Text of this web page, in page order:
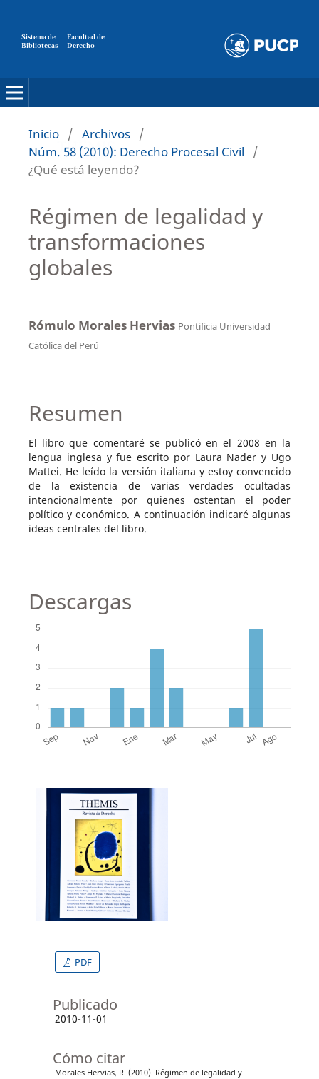
Sistema de
Bibliotecas
Facultad de
Derecho
Inicio / Archivos /
Núm. 58 (2010): Derecho Procesal Civil
/
¿Qué está leyendo?
Régimen de legalidad y
transformaciones
globales
Rómulo Morales Hervias Pontificia Universidad
Católica del Perú
Resumen
El libro que comentaré se publicó en el 2008 en la
lengua inglesa y fue escrito por Laura Nader y Ugo
Mattei. He leído la versión italiana y estoy convencido
de la existencia de varias verdades ocultadas
intencionalmente por quienes ostentan el poder
político y económico. A continuación indicaré algunas
ideas centrales del libro.
Descargas
PDF
Publicado
2010-11-01
Cómo citar
Morales Hervias, R. (2010). Régimen de legalidad y